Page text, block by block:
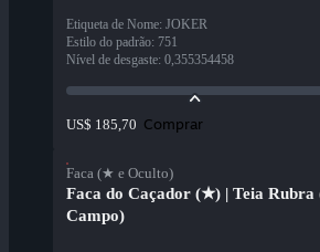
Etiqueta de Nome: JOKER
Estilo do padrão: 751
Nível de desgaste: 0,355354458
US$ 185,70 Comprar
Faca (★ e Oculto)
Faca do Caçador (★) | Teia Rubra
Campo)